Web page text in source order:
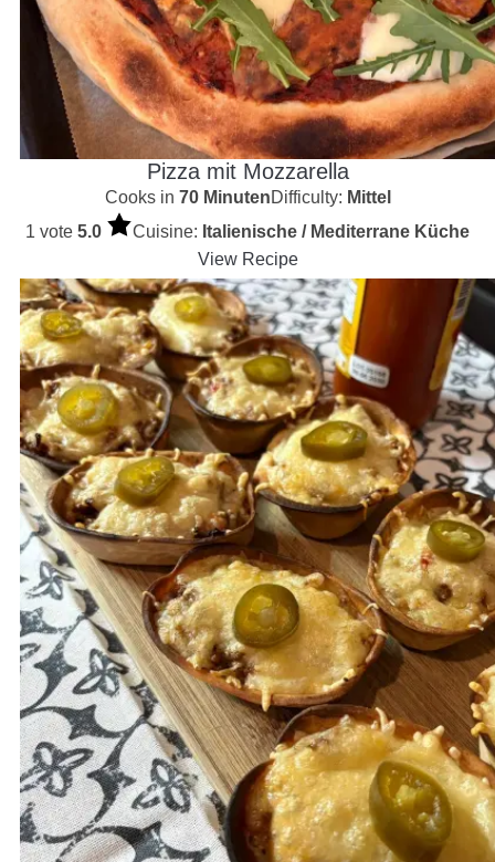
Pizza mit Mozzarella
Cooks in 70 MinutenDifficulty: Mittel
1 vote 5.0 Cuisine: Italienische / Mediterrane Küche
View Recipe